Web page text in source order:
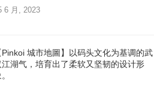
6 月, 2023
Pinkoi 城市地圖】以码头文化为基调的武
江湖气，培育出了柔软又坚韧的设计形